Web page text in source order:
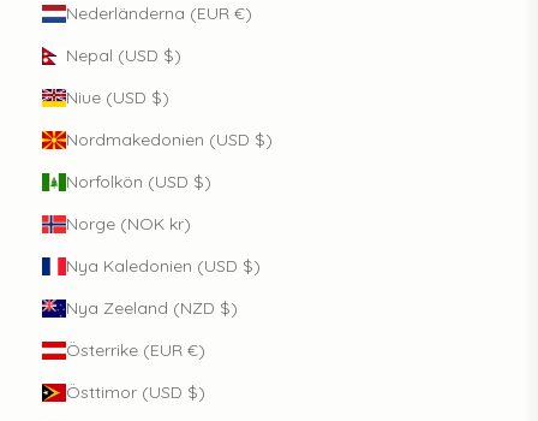
Nederländerna (EUR €)
Nepal (USD $)
Niue (USD $)
Nordmakedonien (USD $)
Norfolkön (USD $)
Norge (NOK kr)
Nya Kaledonien (USD $)
Nya Zeeland (NZD $)
Österrike (EUR €)
Östtimor (USD $)